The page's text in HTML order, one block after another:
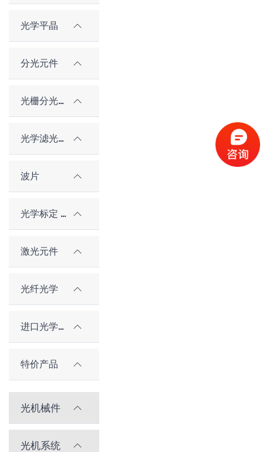
光学平晶
分光元件
光栅分光元件
光学滤光片
波片
光学标定 / 对准元件
激光元件
光纤光学
进口光学元件
特价产品
光机械件
光机系统